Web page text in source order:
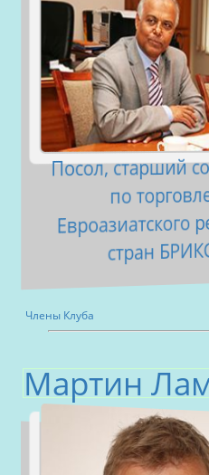
Посол, старший
по
Евроазиатского
стран
Члены Клуба
Мартин